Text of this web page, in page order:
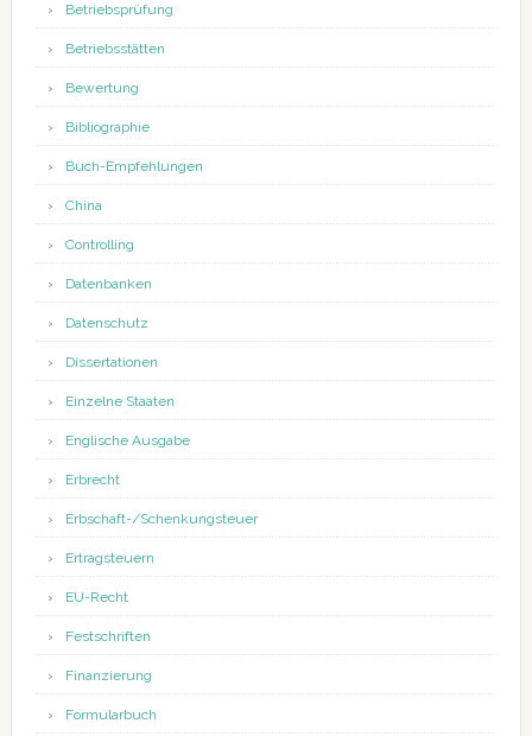
Betriebsprüfung
Betriebsstätten
Bewertung
Bibliographie
Buch-Empfehlungen
China
Controlling
Datenbanken
Datenschutz
Dissertationen
Einzelne Staaten
Englische Ausgabe
Erbrecht
Erbschaft-/Schenkungsteuer
Ertragsteuern
EU-Recht
Festschriften
Finanzierung
Formularbuch